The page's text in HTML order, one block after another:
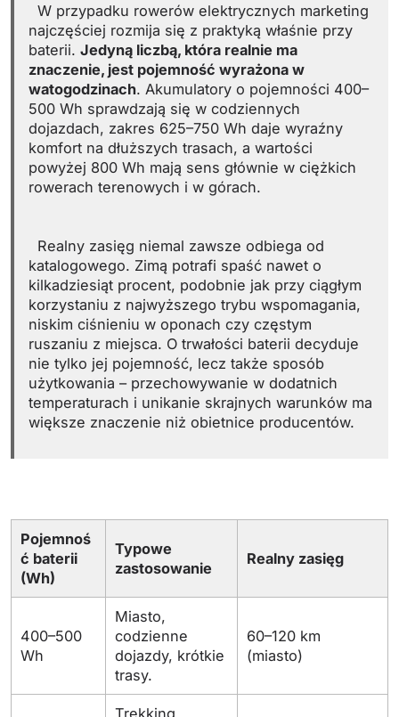
W przypadku rowerów elektrycznych marketing
najczęściej rozmija się z praktyką właśnie przy
baterii. Jedyną liczbą, która realnie ma
znaczenie, jest pojemność wyrażona w
watogodzinach. Akumulatory o pojemności 400–
500 Wh sprawdzają się w codziennych
dojazdach, zakres 625–750 Wh daje wyraźny
komfort na dłuższych trasach, a wartości
powyżej 800 Wh mają sens głównie w ciężkich
rowerach terenowych i w górach.
Realny zasięg niemal zawsze odbiega od
katalogowego. Zimą potrafi spaść nawet o
kilkadziesiąt procent, podobnie jak przy ciągłym
korzystaniu z najwyższego trybu wspomagania,
niskim ciśnieniu w oponach czy częstym
ruszaniu z miejsca. O trwałości baterii decyduje
nie tylko jej pojemność, lecz także sposób
użytkowania – przechowywanie w dodatnich
temperaturach i unikanie skrajnych warunków ma
większe znaczenie niż obietnice producentów.
Pojemnoś
ć baterii
(Wh)
Typowe
zastosowanie
Realny zasięg
400–500
Wh
Miasto,
codzienne
dojazdy, krótkie
trasy.
60–120 km
(miasto)
Trekking,